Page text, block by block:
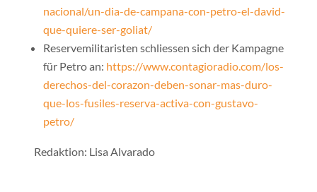
nacional/un-dia-de-campana-con-petro-el-david-
que-quiere-ser-goliat/
Reservemilitaristen schliessen sich der Kampagne
für Petro an: https://www.contagioradio.com/los-
derechos-del-corazon-deben-sonar-mas-duro-
que-los-fusiles-reserva-activa-con-gustavo-
petro/
Redaktion: Lisa Alvarado